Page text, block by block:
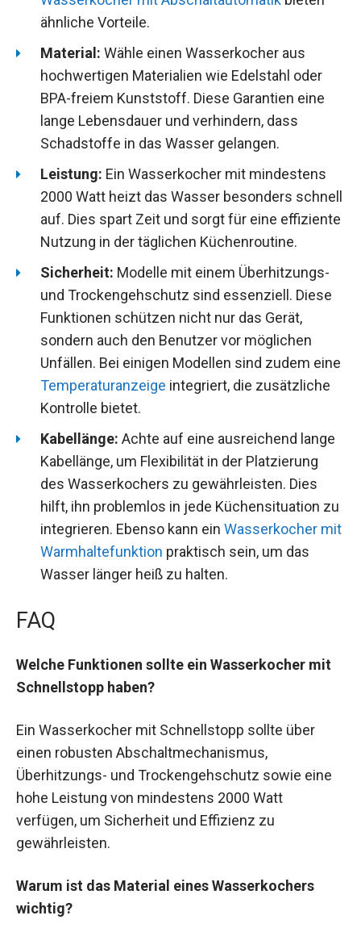
ähnliche Vorteile.
Material: Wähle einen Wasserkocher aus
hochwertigen Materialien wie Edelstahl oder
BPA-freiem Kunststoff. Diese Garantien eine
lange Lebensdauer und verhindern, dass
Schadstoffe in das Wasser gelangen.
Leistung: Ein Wasserkocher mit mindestens
2000 Watt heizt das Wasser besonders schnell
auf. Dies spart Zeit und sorgt für eine effiziente
Nutzung in der täglichen Küchenroutine.
Sicherheit: Modelle mit einem Überhitzungs-
und Trockengehschutz sind essenziell. Diese
Funktionen schützen nicht nur das Gerät,
sondern auch den Benutzer vor möglichen
Unfällen. Bei einigen Modellen sind zudem eine
Temperaturanzeige integriert, die zusätzliche
Kontrolle bietet.
Kabellänge: Achte auf eine ausreichend lange
Kabellänge, um Flexibilität in der Platzierung
des Wasserkochers zu gewährleisten. Dies
hilft, ihn problemlos in jede Küchensituation zu
integrieren. Ebenso kann ein Wasserkocher mit
Warmhaltefunktion praktisch sein, um das
Wasser länger heiß zu halten.
FAQ
Welche Funktionen sollte ein Wasserkocher mit
Schnellstopp haben?
Ein Wasserkocher mit Schnellstopp sollte über
einen robusten Abschaltmechanismus,
Überhitzungs- und Trockengehschutz sowie eine
hohe Leistung von mindestens 2000 Watt
verfügen, um Sicherheit und Effizienz zu
gewährleisten.
Warum ist das Material eines Wasserkochers
wichtig?